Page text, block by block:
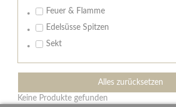
Feuer & Flamme
Edelsüsse Spitzen
Sekt
Alles zurücksetzen
Keine Produkte gefunden